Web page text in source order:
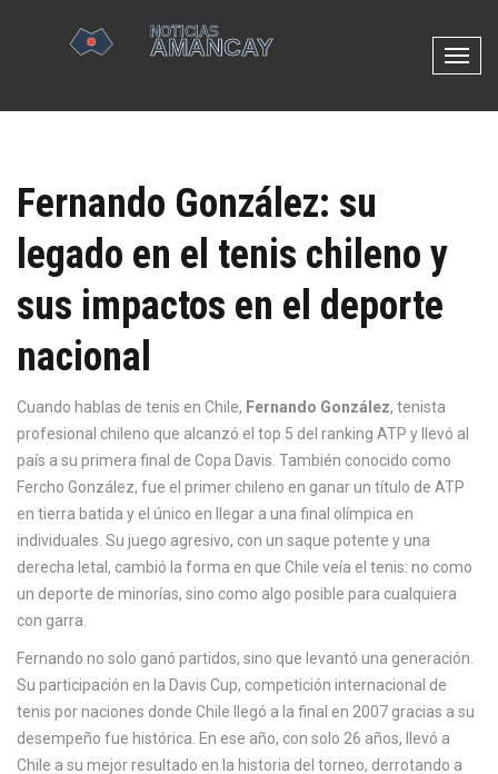
N
v
l
n
Fernando González: su
legado en el tenis chileno y
sus impactos en el deporte
nacional
Cuando hablas de tenis en Chile, Fernando González, tenista
profesional chileno que alcanzó el top 5 del ranking ATP y llevó al
país a su primera final de Copa Davis . También conocido como
Fercho González, fue el primer chileno en ganar un título de ATP
en tierra batida y el único en llegar a una final olímpica en
individuales . Su juego agresivo, con un saque potente y una
derecha letal, cambió la forma en que Chile veía el tenis: no como
un deporte de minorías, sino como algo posible para cualquiera
con garra.
Fernando no solo ganó partidos, sino que levantó una generación.
Su participación en la Davis Cup, competición internacional de
tenis por naciones donde Chile llegó a la final en 2007 gracias a su
desempeño fue histórica. En ese año, con solo 26 años, llevó a
Chile a su mejor resultado en la historia del torneo, derrotando a